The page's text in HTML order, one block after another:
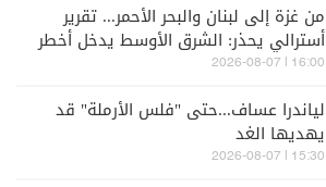
من غزة إلى لبنان والبحر الأحمر... تقرير
أسترالي يحذر: الشرق الأوسط يدخل أخطر
مراحله
16:00 | 2026-08-07
لياندرا عساف...حتى "فلس الأرملة" قد
يهديها الغد
15:30 | 2026-08-07